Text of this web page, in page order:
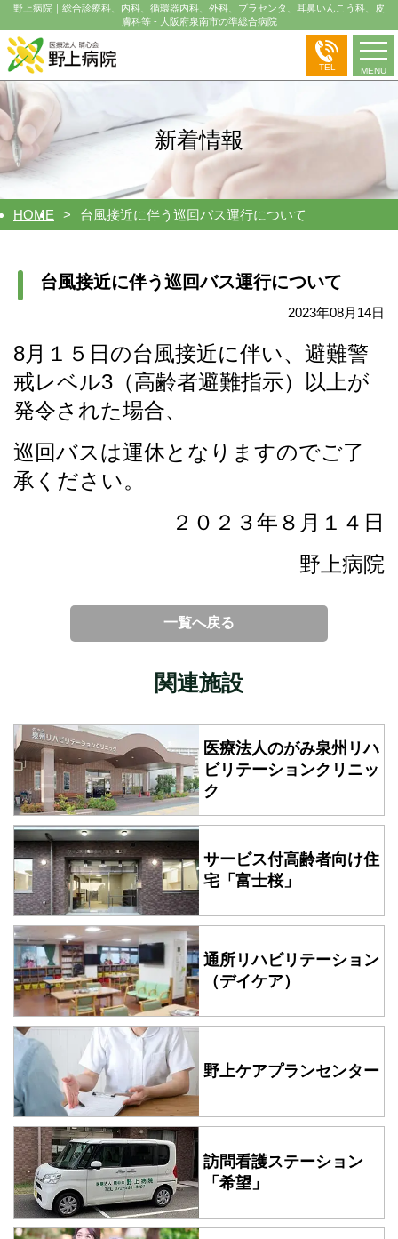
野上病院｜総合診療科、内科、循環器内科、外科、プラセンタ、耳鼻いんこう科、皮
膚科等 - 大阪府泉南市の準総合病院
MENU
TEL
新着情報
HOME 台風接近に伴う巡回バス運行について
台風接近に伴う巡回バス運行について
2023年08月14日
8月１５日の台風接近に伴い、避難警
戒レベル3（高齢者避難指示）以上が
発令された場合、
巡回バスは運休となりますのでご了
承ください。
２０２３年８月１４日
野上病院
一覧へ戻る
関連施設
医療法人のがみ泉州 リハ
ビリテーションクリニッ
ク
サービス付高齢者向け住
宅 「富士桜」
通所リハビリテーション
（デイケア）
野上ケアプランセンター
訪問看護ステーション
「希望」